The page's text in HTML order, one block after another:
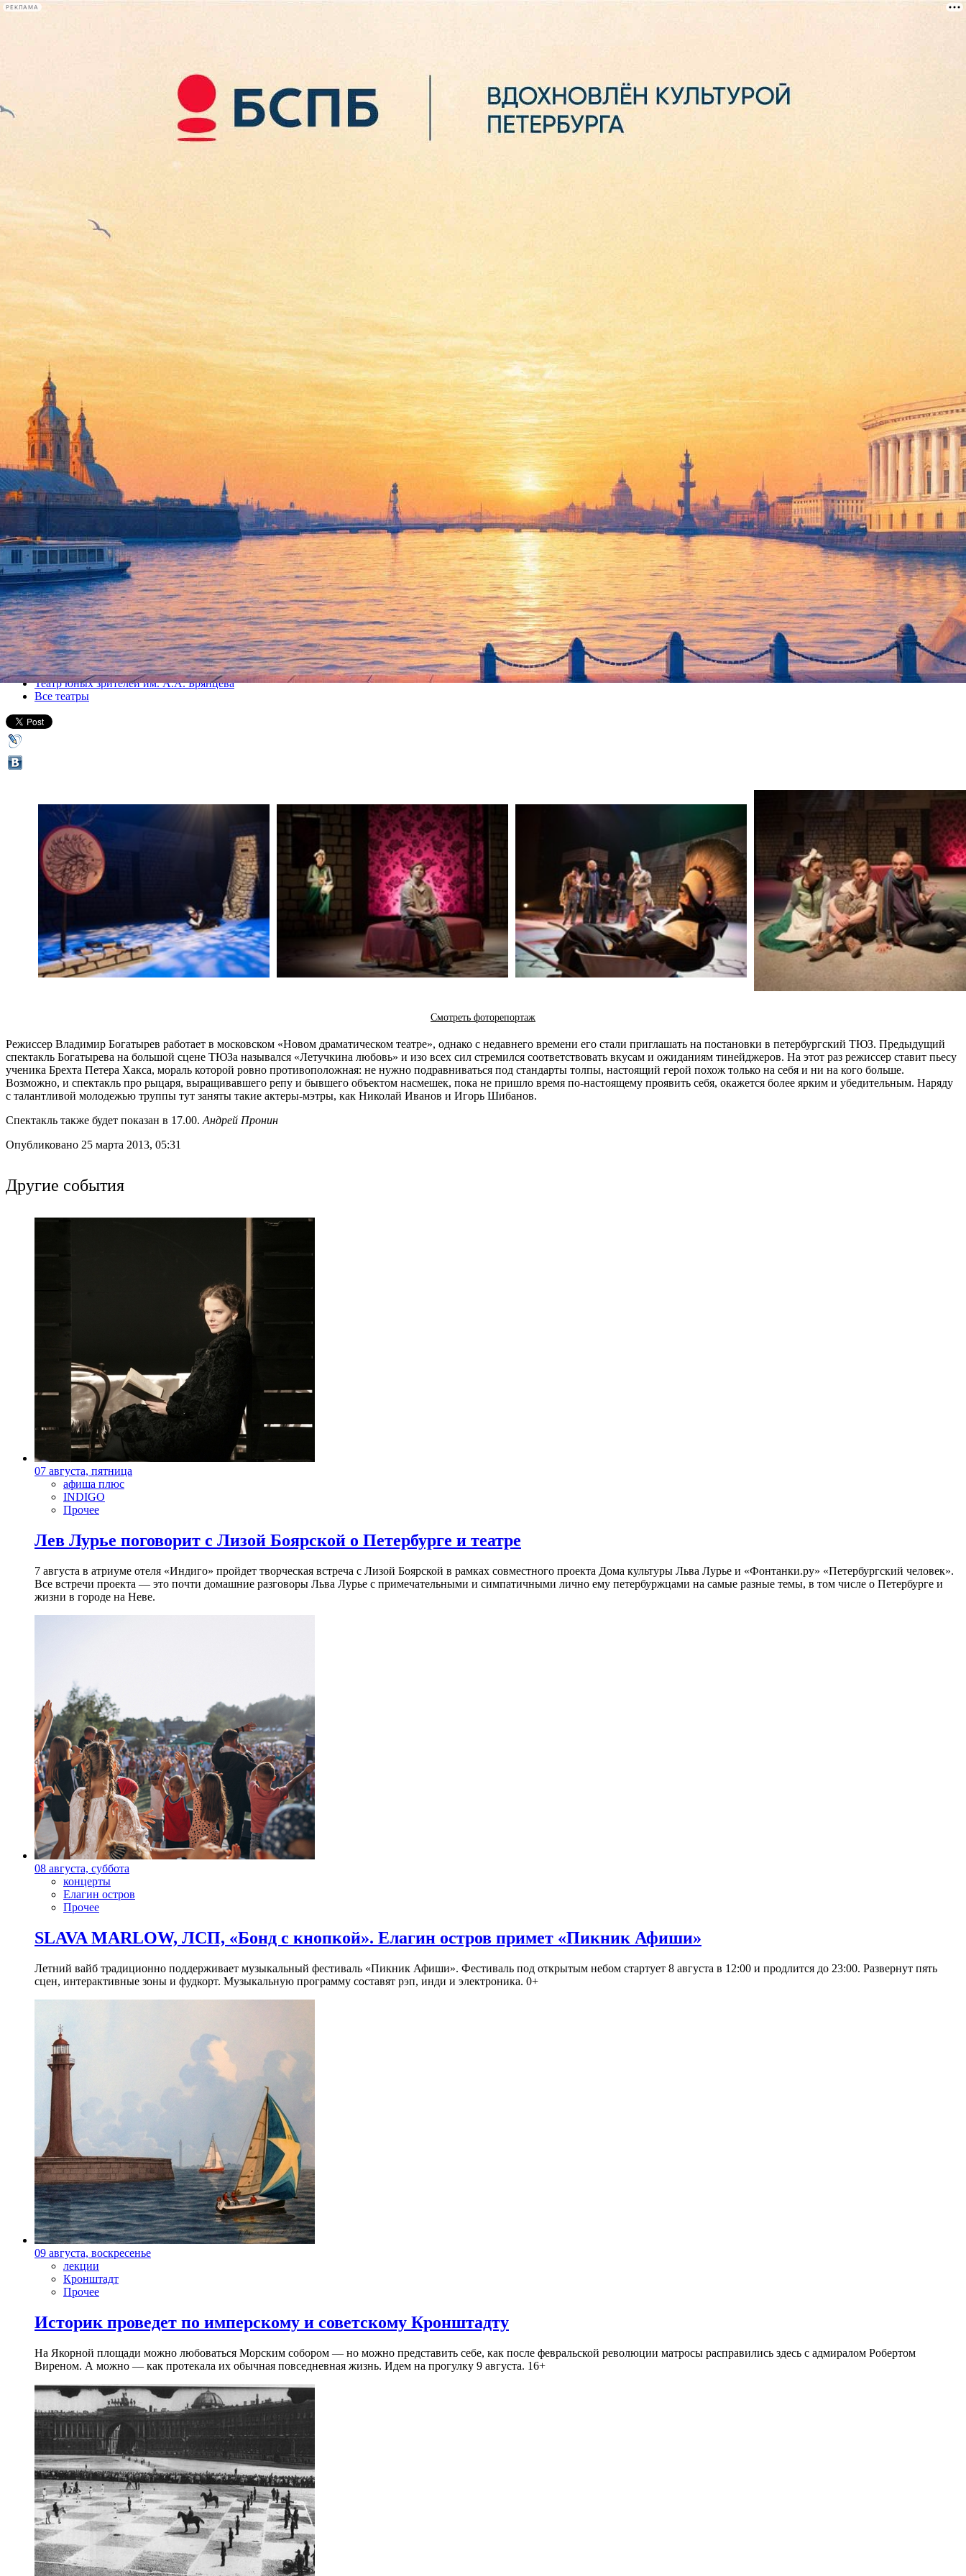
РЕКЛАМА
лекции
книги
Премьера! Бедный рыцарь
28 марта 2013, четверг,12.00
Версия для печати
Все спектакли
Театр юных зрителей им. А.А. Брянцева
Все театры
Смотреть фоторепортаж
Режиссер Владимир Богатырев работает в московском «Новом драматическом театре», однако с недавнего времени его стали приглашать на постановки в петербургский ТЮЗ. Предыдущий
спектакль Богатырева на большой сцене ТЮЗа назывался «Летучкина любовь» и изо всех сил стремился соответствовать вкусам и ожиданиям тинейджеров. На этот раз режиссер ставит пьесу
ученика Брехта Петера Хакса, мораль которой ровно противоположная: не нужно подравниваться под стандарты толпы, настоящий герой похож только на себя и ни на кого больше.
Возможно, и спектакль про рыцаря, выращивавшего репу и бывшего объектом насмешек, пока не пришло время по-настоящему проявить себя, окажется более ярким и убедительным. Наряду
с талантливой молодежью труппы тут заняты такие актеры-мэтры, как Николай Иванов и Игорь Шибанов.
Спектакль также будет показан в 17.00. Андрей Пронин
Опубликовано 25 марта 2013, 05:31
Другие события
07 августа, пятница
афиша плюс
INDIGO
Прочее
Лев Лурье поговорит с Лизой Боярской о Петербурге и театре
7 августа в атриуме отеля «Индиго» пройдет творческая встреча с Лизой Боярской в рамках совместного проекта Дома культуры Льва Лурье и «Фонтанки.ру» «Петербургский человек».
Все встречи проекта — это почти домашние разговоры Льва Лурье с примечательными и симпатичными лично ему петербуржцами на самые разные темы, в том числе о Петербурге и
жизни в городе на Неве.
08 августа, суббота
концерты
Елагин остров
Прочее
SLAVA MARLOW, ЛСП, «Бонд с кнопкой». Елагин остров примет «Пикник Афиши»
Летний вайб традиционно поддерживает музыкальный фестиваль «Пикник Афиши». Фестиваль под открытым небом стартует 8 августа в 12:00 и продлится до 23:00. Развернут пять
сцен, интерактивные зоны и фудкорт. Музыкальную программу составят рэп, инди и электроника. 0+
09 августа, воскресенье
лекции
Кронштадт
Прочее
Историк проведет по имперскому и советскому Кронштадту
На Якорной площади можно любоваться Морским собором — но можно представить себе, как после февральской революции матросы расправились здесь с адмиралом Робертом
Виреном. А можно — как протекала их обычная повседневная жизнь. Идем на прогулку 9 августа. 16+